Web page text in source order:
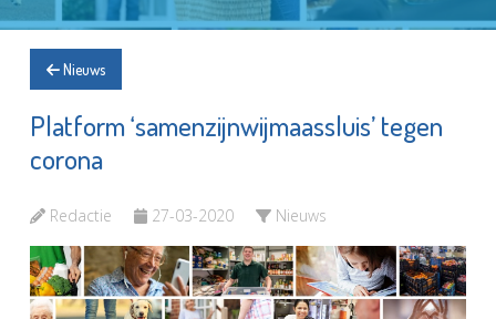
Nieuws
Platform ‘samenzijnwijmaassluis’ tegen
corona
Redactie 27-03-2020 Nieuws